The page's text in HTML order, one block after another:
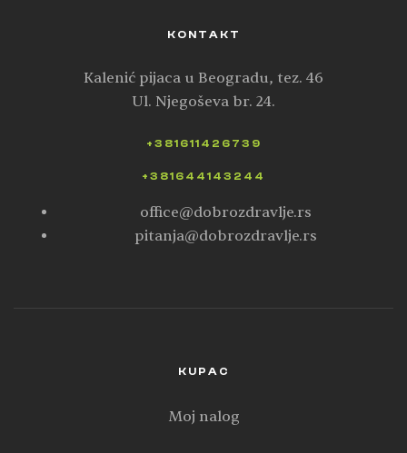
KUPAC
Moj nalog
KONTAKT
Kalenić pijaca u Beogradu, tez. 46
Ul. Njegoševa br. 24.
+381611426739
+381644143244
office@dobrozdravlje.rs
pitanja@dobrozdravlje.rs